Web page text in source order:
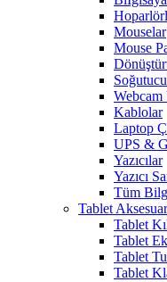
Mouselar
Mouse
Kablolar
Laptop
UPS &
Yazıcılar
Yazıcı
Tüm
Tablet
Tablet
Tablet
Tablet
Tablet